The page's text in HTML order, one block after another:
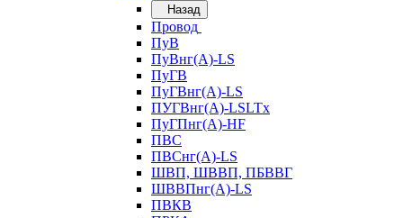
Назад
Провод
ПуВ
ПуВнг(А)-LS
ПуГВ
ПуГВнг(А)-LS
ПУГВнг(А)-LSLTx
ПуГПнг(А)-HF
ПВС
ПВСнг(А)-LS
ШВП, ШВВП, ПБВВГ
ШВВПнг(А)-LS
ПВКВ